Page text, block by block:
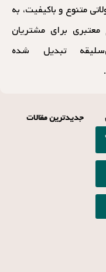
متنوع و باکیفیت، به
معتبری برای مشتریان
تبدیل شده
جدیدترین مقالات